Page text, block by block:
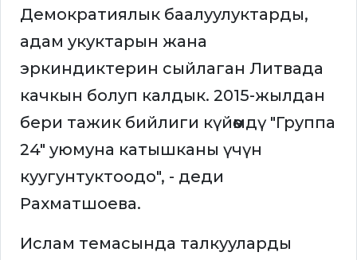
Демократиялык баалуулуктарды,
адам укуктарын жана
эркиндиктерин сыйлаган Литвада
качкын болуп калдык. 2015-жылдан
бери тажик бийлиги күйөөмдү "Группа
24" уюмуна катышканы үчүн
куугунтуктоодо", - деди
Рахматшоева.
Ислам темасында талкууларды